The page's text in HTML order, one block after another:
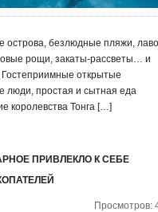
острова, безлюдные пляжи,
рощи, закаты-рассветы… и
Гостеприимные открытые
люди, простая и сытная еда
королевства Тонга […]
ПРИВЛЕКЛО К СЕБЕ
Просмотров: